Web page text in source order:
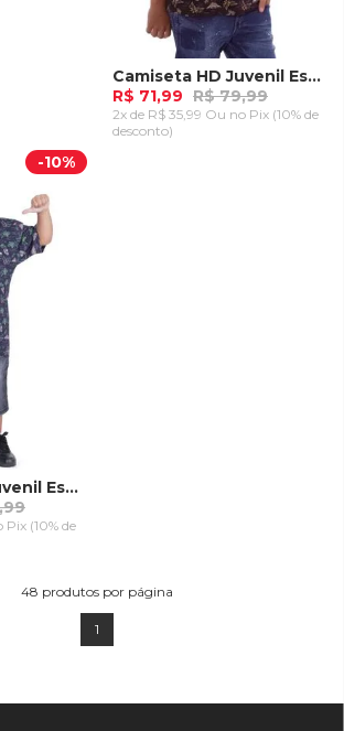
Camiseta HD Juvenil Especial Estampada Island Preta
R$ 71,99 R$ 79,99
2x de R$ 35,99 Ou no Pix (10% de
desconto)
-10%
Camiseta HD Juvenil Especial Estampada Island Azul Marinho
Pix (10% de
48 produtos por página
1